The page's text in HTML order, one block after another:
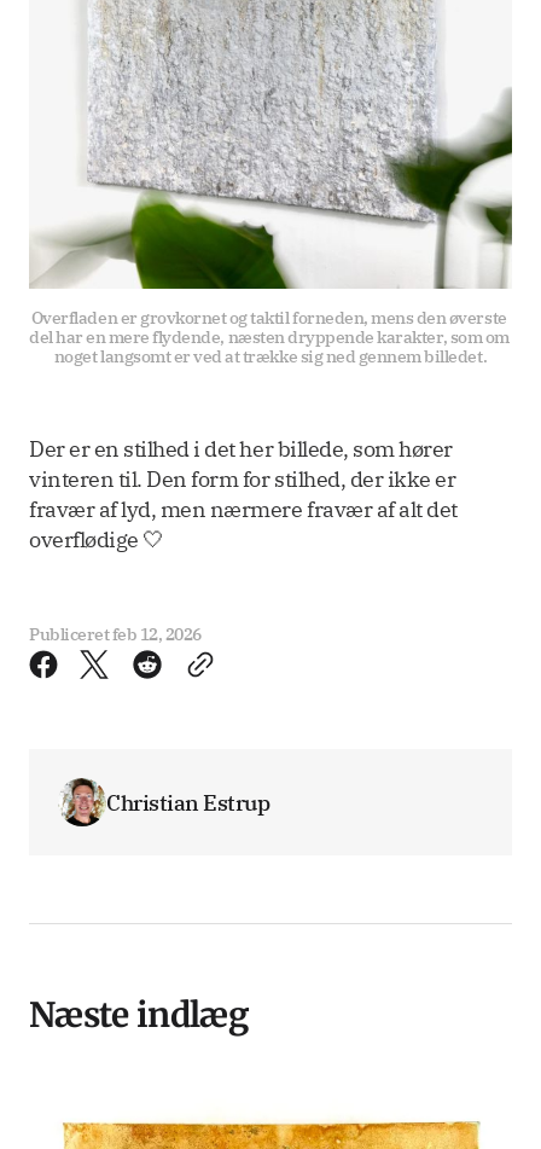
Overfladen er grovkornet og taktil forneden, mens den øverste
del har en mere flydende, næsten dryppende karakter, som om
noget langsomt er ved at trække sig ned gennem billedet.
Der er en stilhed i det her billede, som hører
vinteren til. Den form for stilhed, der ikke er
fravær af lyd, men nærmere fravær af alt det
overflødige 🤍
Publiceretfeb 12, 2026
Christian Estrup
Næste indlæg